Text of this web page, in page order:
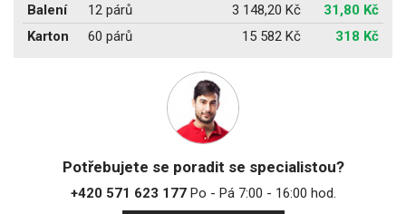
Balení
12 párů 3 148,20 Kč
31,80 Kč
Karton
60 párů 15 582 Kč 318 Kč
Potřebujete se poradit se specialistou?
+420 571 623 177Po - Pá 7:00 - 16:00 hod.